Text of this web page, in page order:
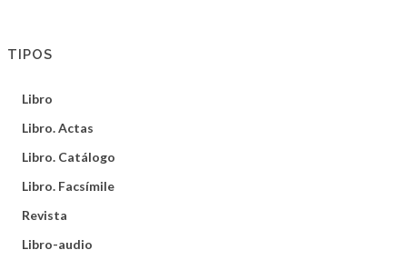
TIPOS
Libro
Libro. Actas
Libro. Catálogo
Libro. Facsímile
Revista
Libro-audio